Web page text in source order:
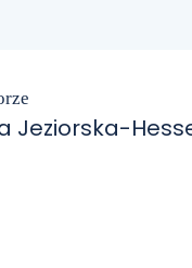
Jeziorska-